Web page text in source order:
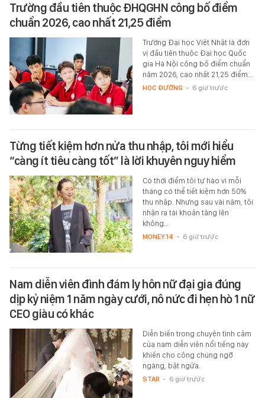
Trường đầu tiên thuộc ĐHQGHN công bố điểm
chuẩn 2026, cao nhất 21,25 điểm
Trường Đại học Việt Nhật là đơn
vị đầu tiên thuộc Đại học Quốc
gia Hà Nội công bố điểm chuẩn
năm 2026, cao nhất 21,25 điểm…
HỌC ĐƯỜNG - 6 giờ trước
Từng tiết kiệm hơn nửa thu nhập, tôi mới hiểu
“càng ít tiêu càng tốt” là lời khuyên nguy hiểm
Có thời điểm tôi tự hào vì mỗi
tháng có thể tiết kiệm hơn 50%
thu nhập. Nhưng sau vài năm, tôi
nhận ra tài khoản tăng lên
không…
MONEY.14 - 6 giờ trước
Nam diễn viên đình đám ly hôn nữ đại gia đúng
dịp kỷ niệm 1 năm ngày cưới, nô nức đi hẹn hò 1 nữ
CEO giàu có khác
Diễn biến trong chuyện tình cảm
của nam diễn viên nổi tiếng này
khiến cho công chúng ngỡ
ngàng, bật ngửa.
STAR - 6 giờ trước